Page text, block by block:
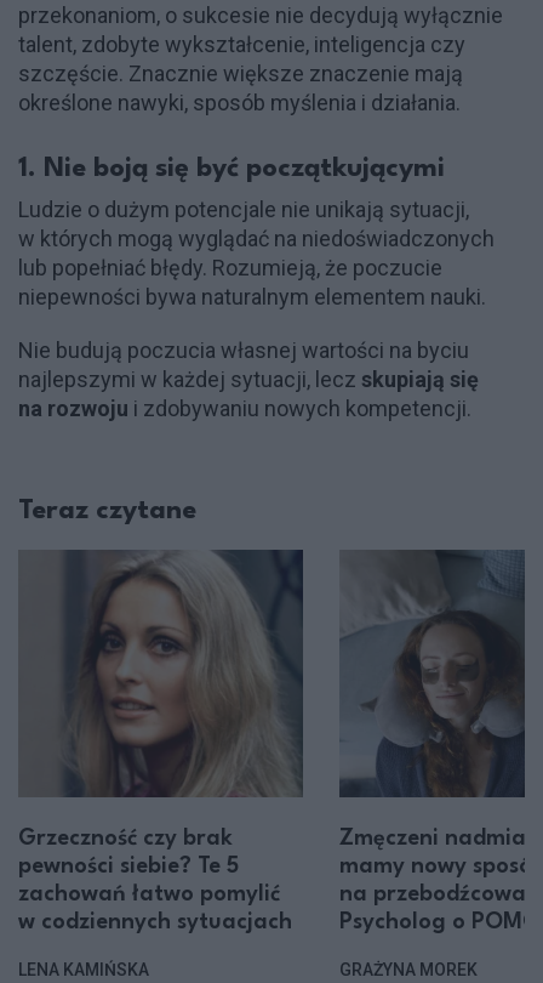
przekonaniom, o sukcesie nie decydują wyłącznie
talent, zdobyte wykształcenie, inteligencja czy
szczęście. Znacznie większe znaczenie mają
określone nawyki, sposób myślenia i działania.
1. Nie boją się być początkującymi
Ludzie o dużym potencjale nie unikają sytuacji,
w których mogą wyglądać na niedoświadczonych
lub popełniać błędy. Rozumieją, że poczucie
niepewności bywa naturalnym elementem nauki.
Nie budują poczucia własnej wartości na byciu
najlepszymi w każdej sytuacji, lecz skupiają się
na rozwoju i zdobywaniu nowych kompetencji.
Teraz czytane
Grzeczność czy brak
pewności siebie? Te 5
zachowań łatwo pomylić
w codziennych sytuacjach
LENA KAMIŃSKA
Zmęczeni
mamy nowy
na
Psycholog o POMO
GRAŻYNA MOREK